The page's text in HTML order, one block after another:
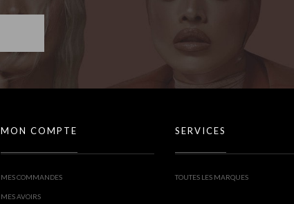
MON COMPTE
MES COMMANDES
MES AVOIRS
SERVICES
TOUTES LES MARQUES